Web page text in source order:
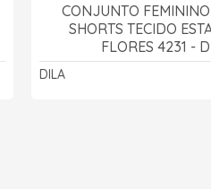
CONJUNTO
SHORTS TECIDO
FLORES 4231 -
DILA